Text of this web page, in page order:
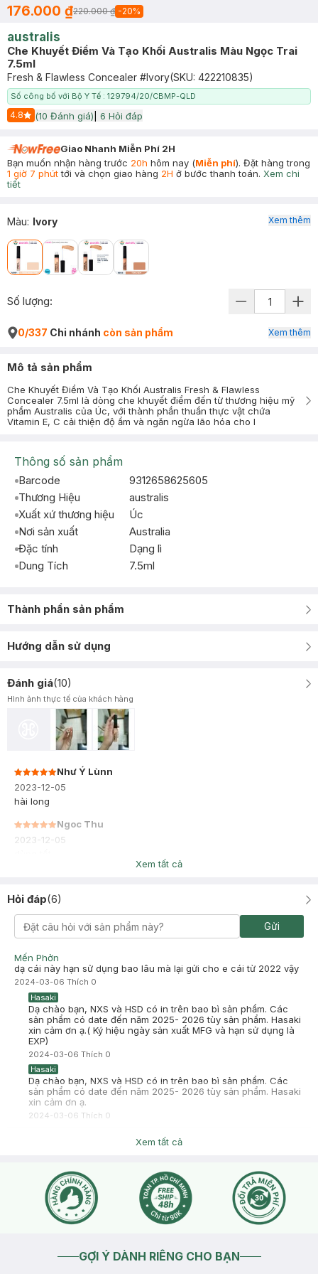
176.000 ₫220.000 ₫ -20%
australis
Che Khuyết Điểm Và Tạo Khối Australis Màu Ngọc Trai
7.5ml
Fresh & Flawless Concealer #Ivory(SKU: 422210835)
Số công bố với Bộ Y Tế : 129794/20/CBMP-QLD
4.8
Start Icon
(10 Đánh giá) 6 Hỏi đáp
Giao Nhanh Miễn Phí 2H
Bạn muốn nhận hàng trước 20h hôm nay (Miễn phí). Đặt hàng trong
1 giờ 7 phúttới và chọn giao hàng 2H ở bước thanh toán. Xem chi
tiết
Màu: Ivory Xem thêm
Số lượng:
0/337 Chi nhánh còn sản phẩm Xem thêm
Mô tả sản phẩm
Che Khuyết Điểm Và Tạo Khối Australis Fresh & Flawless
Concealer 7.5ml là dòng che khuyết điểm đến từ thương hiệu mỹ
phẩm Australis của Úc, với thành phần thuần thực vật chứa
Vitamin E, C cải thiện độ ẩm và ngăn ngừa lão hóa cho l
Thông số sản phẩm
Barcode
9312658625605
Thương Hiệu
australis
Xuất xứ thương hiệu
Úc
Nơi sản xuất
Australia
Đặc tính
Dạng lì
Dung Tích
7.5ml
Thành phần sản phẩm
Hướng dẫn sử dụng
Đánh giá(10)
Hình ảnh thực tế của khách hàng
Như Ý Lùnn
2023-12-05
hài long
Ngoc Thu
2023-12-05
Xem tất cả
Hỏi đáp(6)
Gửi
Mến Phởn
dạ cái này hạn sử dụng bao lâu mà lại gửi cho e cái từ 2022 vậy
2024-03-06 Thích 0
Hasaki
Dạ chào bạn, NXS và HSD có in trên bao bì sản phẩm. Các
sản phẩm có date đến năm 2025- 2026 tùy sản phẩm. Hasaki
xin cảm ơn ạ.( Ký hiệu ngày sản xuất MFG và hạn sử dụng là
EXP)
2024-03-06 Thích 0
Hasaki
Dạ chào bạn, NXS và HSD có in trên bao bì sản phẩm. Các
sản phẩm có date đến năm 2025- 2026 tùy sản phẩm. Hasaki
xin cảm ơn ạ.
2024-03-06 Thích 0
Hasaki
Hasaki xin chào, để tiện hỗ trợ hơn cho bạn, bạn nhấn nút
phần "chat với chúng tôi" ạ
2023-07-31 Thích
Xem tất cả
GỢI Ý DÀNH RIÊNG CHO BẠN